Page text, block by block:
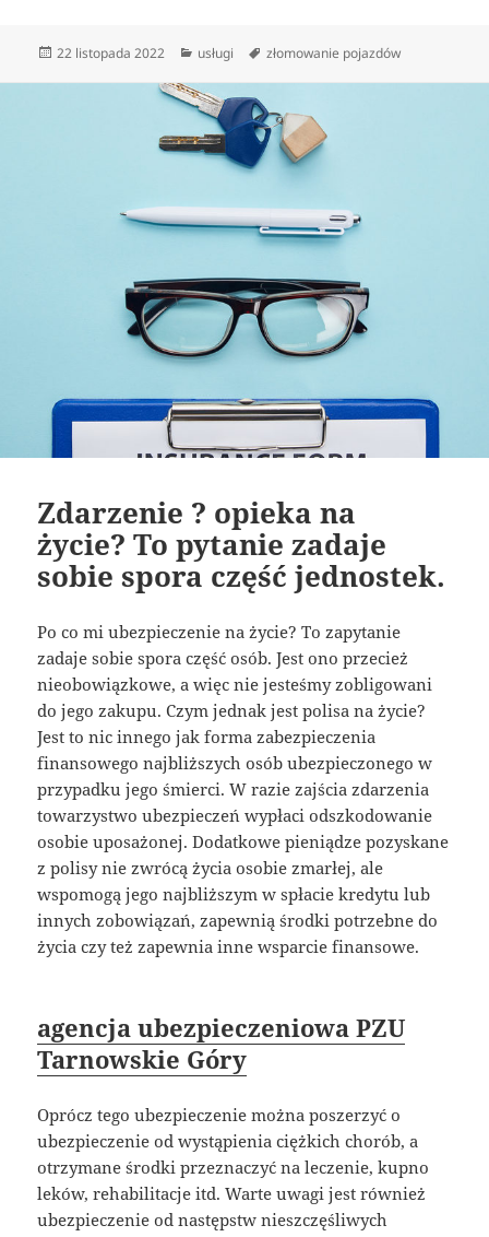
Data
22 listopada 2022 Kategorie
usługi Tagi
złomowanie pojazdów
Zdarzenie ? opieka na
życie? To pytanie zadaje
sobie spora część jednostek.
Po co mi ubezpieczenie na życie? To zapytanie
zadaje sobie spora część osób. Jest ono przecież
nieobowiązkowe, a więc nie jesteśmy zobligowani
do jego zakupu. Czym jednak jest polisa na życie?
Jest to nic innego jak forma zabezpieczenia
finansowego najbliższych osób ubezpieczonego w
przypadku jego śmierci. W razie zajścia zdarzenia
towarzystwo ubezpieczeń wypłaci odszkodowanie
osobie uposażonej. Dodatkowe pieniądze pozyskane
z polisy nie zwrócą życia osobie zmarłej, ale
wspomogą jego najbliższym w spłacie kredytu lub
innych zobowiązań, zapewnią środki potrzebne do
życia czy też zapewnia inne wsparcie finansowe.
agencja ubezpieczeniowa PZU
Tarnowskie Góry
Oprócz tego ubezpieczenie można poszerzyć o
ubezpieczenie od wystąpienia ciężkich chorób, a
otrzymane środki przeznaczyć na leczenie, kupno
leków, rehabilitacje itd. Warte uwagi jest również
ubezpieczenie od następstw nieszczęśliwych